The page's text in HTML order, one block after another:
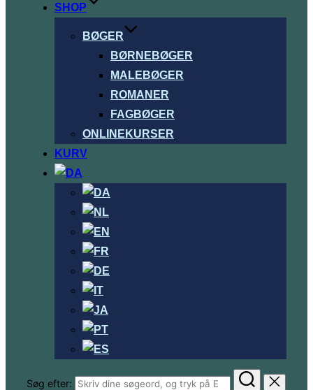
SHOP
BØGER
BØRNEBØGER
MALEBØGER
ROMANER
FAGBØGER
ONLINEKURSER
KURV
Søg efter: